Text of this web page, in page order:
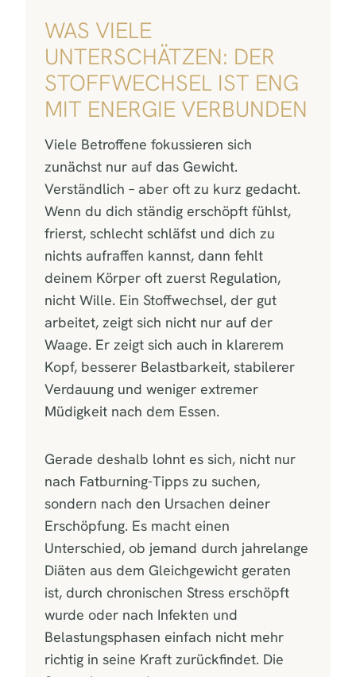
WAS VIELE
UNTERSCHÄTZEN: DER
STOFFWECHSEL IST ENG
MIT ENERGIE VERBUNDEN
Viele Betroffene fokussieren sich
zunächst nur auf das Gewicht.
Verständlich – aber oft zu kurz gedacht.
Wenn du dich ständig erschöpft fühlst,
frierst, schlecht schläfst und dich zu
nichts aufraffen kannst, dann fehlt
deinem Körper oft zuerst Regulation,
nicht Wille. Ein Stoffwechsel, der gut
arbeitet, zeigt sich nicht nur auf der
Waage. Er zeigt sich auch in klarerem
Kopf, besserer Belastbarkeit, stabilerer
Verdauung und weniger extremer
Müdigkeit nach dem Essen.
Gerade deshalb lohnt es sich, nicht nur
nach Fatburning-Tipps zu suchen,
sondern nach den Ursachen deiner
Erschöpfung. Es macht einen
Unterschied, ob jemand durch jahrelange
Diäten aus dem Gleichgewicht geraten
ist, durch chronischen Stress erschöpft
wurde oder nach Infekten und
Belastungsphasen einfach nicht mehr
richtig in seine Kraft zurückfindet. Die